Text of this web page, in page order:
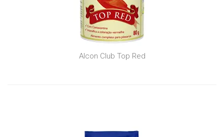
Alcon Club Top Red